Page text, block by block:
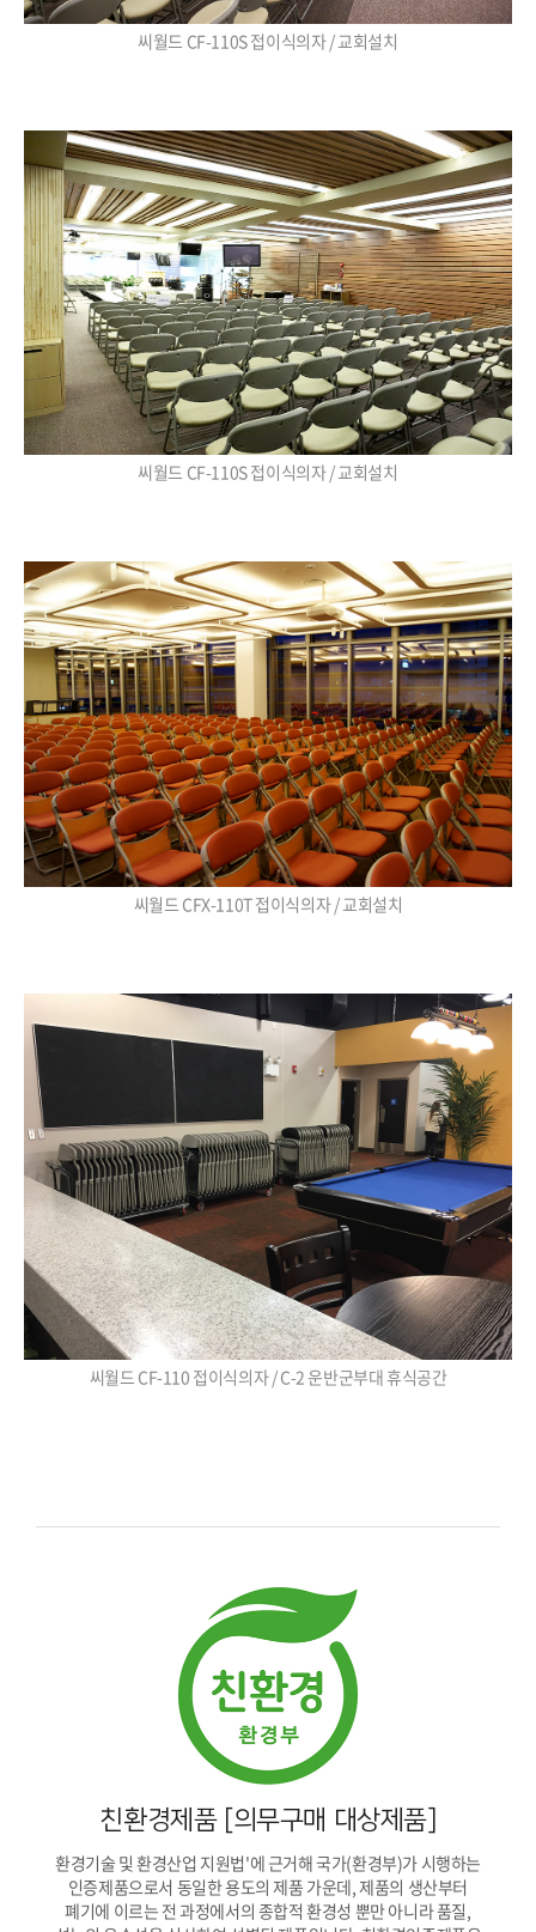
씨월드 CF-110S 접이식의자 / 교회설치
씨월드 CF-110S 접이식의자 / 교회설치
씨월드 CFX-110T 접이식의자 / 교회설치
씨월드 CF-110 접이식의자 / C-2 운반군부대 휴식공간
친환경제품 [의무구매 대상제품]
환경기술 및 환경산업 지원법'에 근거해 국가(환경부)가 시행하는
인증제품으로서 동일한 용도의 제품 가운데, 제품의 생산부터
폐기에 이르는 전 과정에서의 종합적 환경성 뿐만 아니라 품질,